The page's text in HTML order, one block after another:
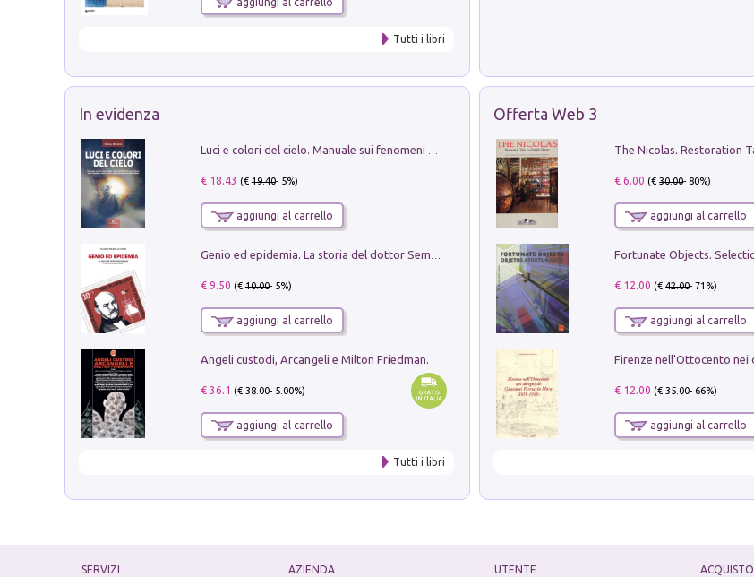
Tutti i libri
In evidenza
€ 18.43 (€19.40- 5%)
aggiungi al carrello
€ 9.50 (€10.00- 5%)
aggiungi al carrello
Angeli custodi, Arcangeli e Milton Friedman.
€ 36.1 (€38.00- 5.00%)
aggiungi al carrello
Tutti i libri
Offerta Web 3
€ 6.00 (€30.00- 80%)
aggiungi al carrello
€ 12.00 (€42.00- 71%)
aggiungi al carrello
€ 12.00 (€35.00- 66%)
aggiungi al carrello
SERVIZI AZIENDA UTENTE ACQUISTO